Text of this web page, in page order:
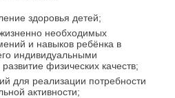
здоровья детей;
необходимых
и навыков ребёнка в
индивидуальными
физических качеств;
для реализации потребности
активности;